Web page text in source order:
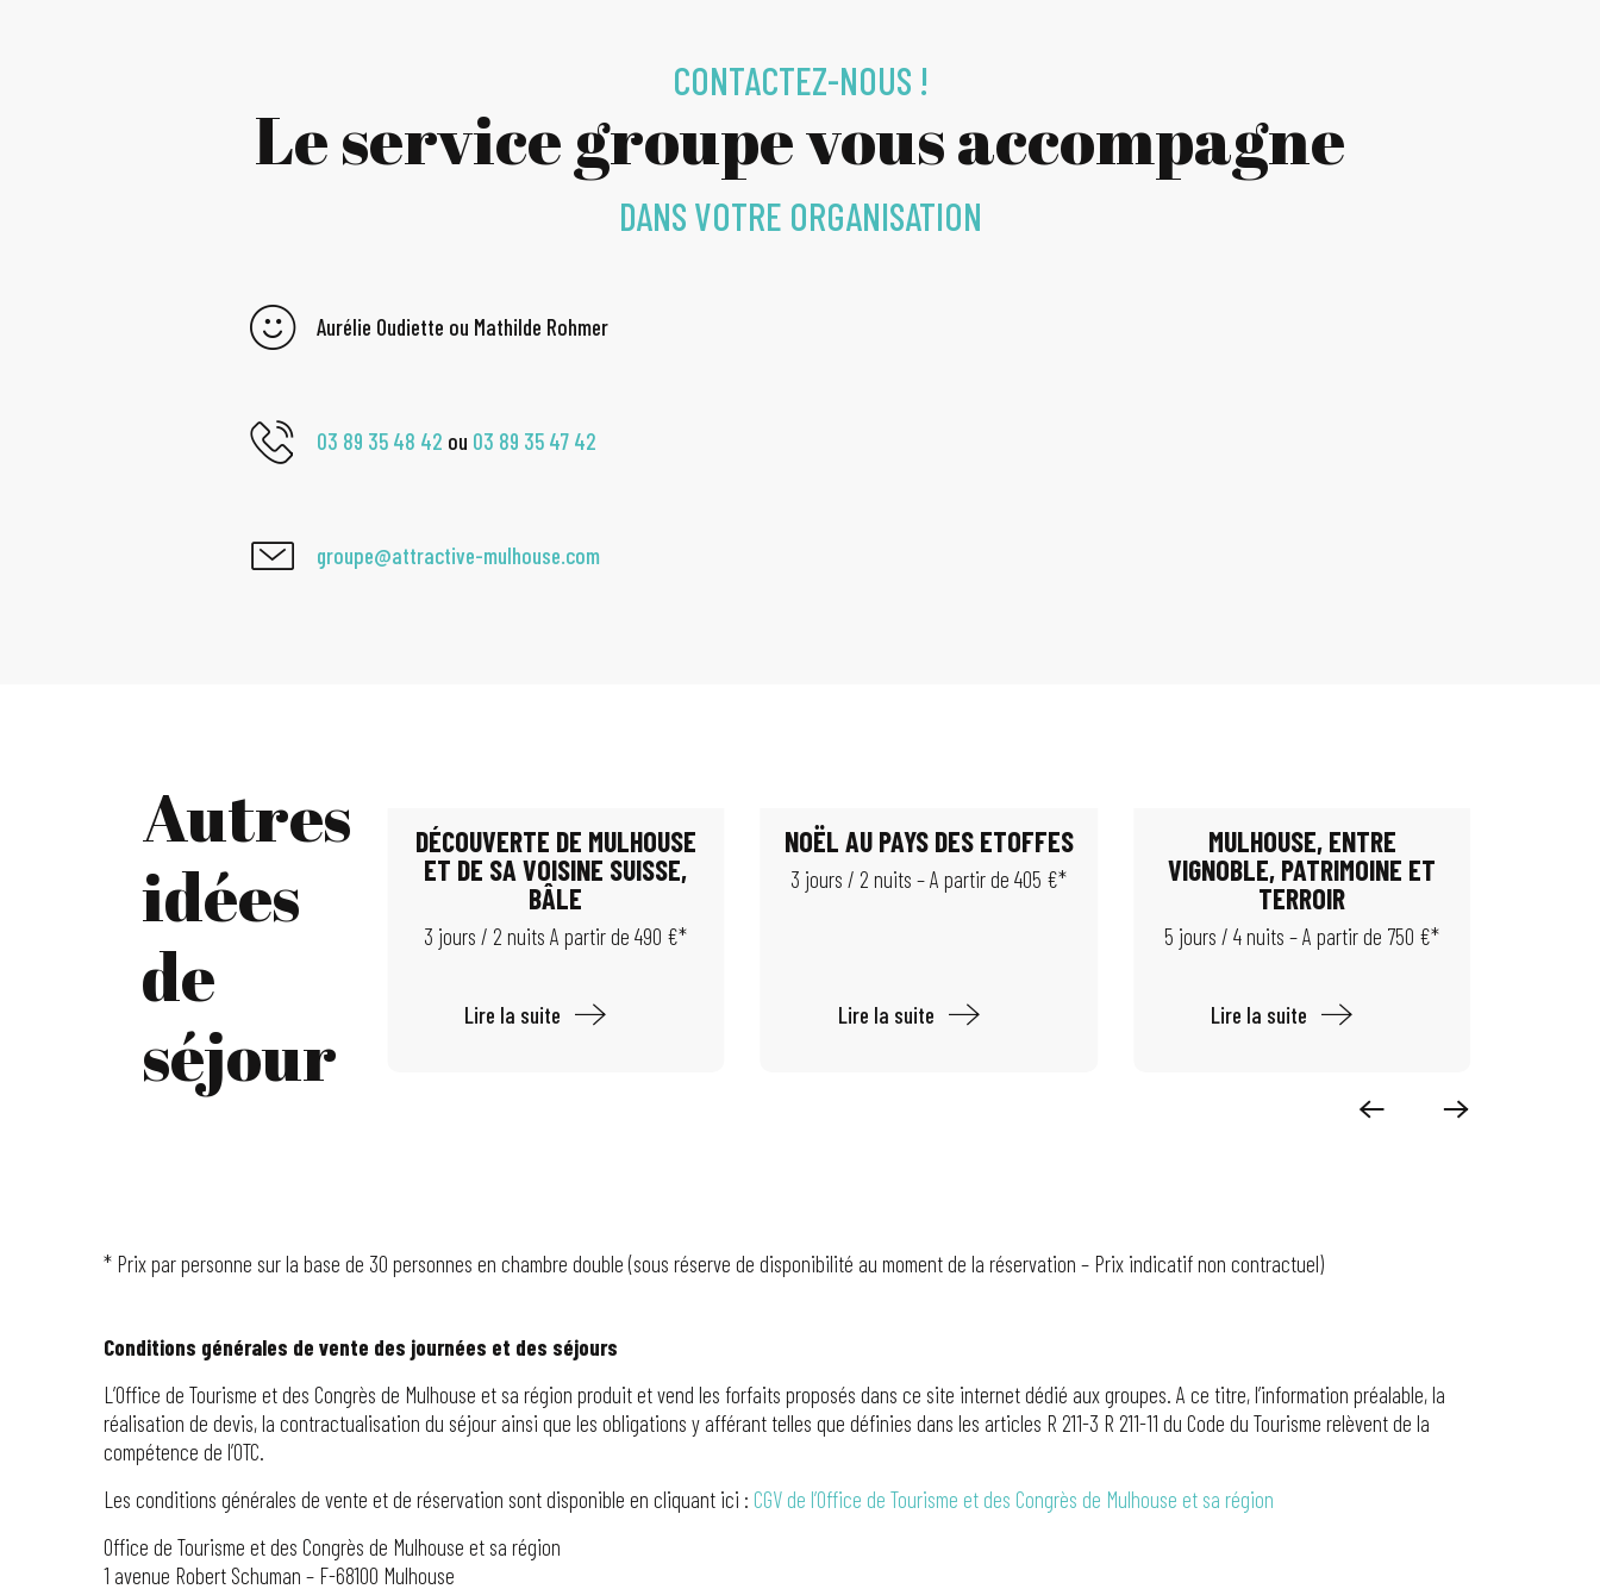
CONTACTEZ-NOUS !
Le service groupe vous accompagne
DANS VOTRE ORGANISATION
Aurélie Oudiette ou Mathilde Rohmer
03 89 35 48 42 ou 03 89 35 47 42
groupe@attractive-mulhouse.com
Autres
idées
de
séjour
DÉCOUVERTE DE MULHOUSE
ET DE SA VOISINE SUISSE,
BÂLE
3 jours / 2 nuits A partir de 490 €*
Lire la suite
NOËL AU PAYS DES ETOFFES
3 jours / 2 nuits – A partir de 405 €*
Lire la suite
MULHOUSE, ENTRE
VIGNOBLE, PATRIMOINE ET
TERROIR
5 jours / 4 nuits – A partir de 750 €*
Lire la suite
* Prix par personne sur la base de 30 personnes en chambre double (sous réserve de disponibilité au moment de la réservation – Prix indicatif non contractuel)
Conditions générales de vente des journées et des séjours
L’Office de Tourisme et des Congrès de Mulhouse et sa région produit et vend les forfaits proposés dans ce site internet dédié aux groupes. A ce titre, l’information préalable, la
réalisation de devis, la contractualisation du séjour ainsi que les obligations y afférant telles que définies dans les articles R 211-3 R 211-11 du Code du Tourisme relèvent de la
compétence de l’OTC.
Les conditions générales de vente et de réservation sont disponible en cliquant ici : CGV de l’Office de Tourisme et des Congrès de Mulhouse et sa région
Office de Tourisme et des Congrès de Mulhouse et sa région
1 avenue Robert Schuman – F-68100 Mulhouse